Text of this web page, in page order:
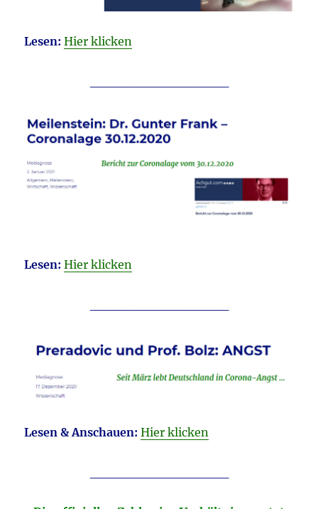
Lesen: Hier klicken
Lesen: Hier klicken
Lesen & Anschauen: Hier klicken